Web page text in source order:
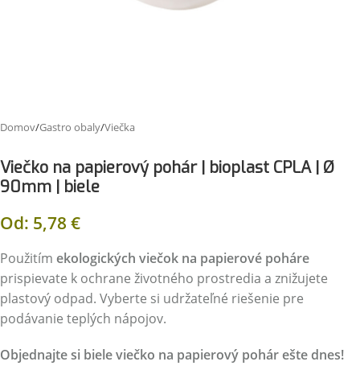
Domov/Gastro obaly/Viečka
Viečko na papierový pohár | bioplast CPLA | Ø
90mm | biele
Od: 5,78 €
Použitím ekologických viečok na papierové poháre
prispievate k ochrane životného prostredia a znižujete
plastový odpad. Vyberte si udržateľné riešenie pre
podávanie teplých nápojov.
Objednajte si biele viečko na papierový pohár ešte dnes!